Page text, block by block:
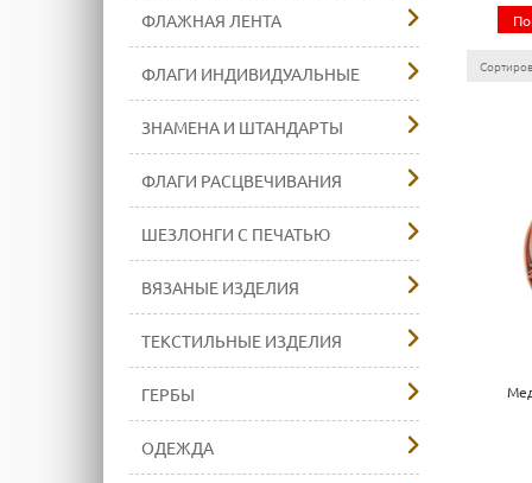
ФЛАЖНАЯ ЛЕНТА
ФЛАГИ ИНДИВИДУАЛЬНЫЕ
ЗНАМЕНА И ШТАНДАРТЫ
ФЛАГИ РАСЦВЕЧИВАНИЯ
ШЕЗЛОНГИ С ПЕЧАТЬЮ
ВЯЗАНЫЕ ИЗДЕЛИЯ
ТЕКСТИЛЬНЫЕ ИЗДЕЛИЯ
ГЕРБЫ
ОДЕЖДА